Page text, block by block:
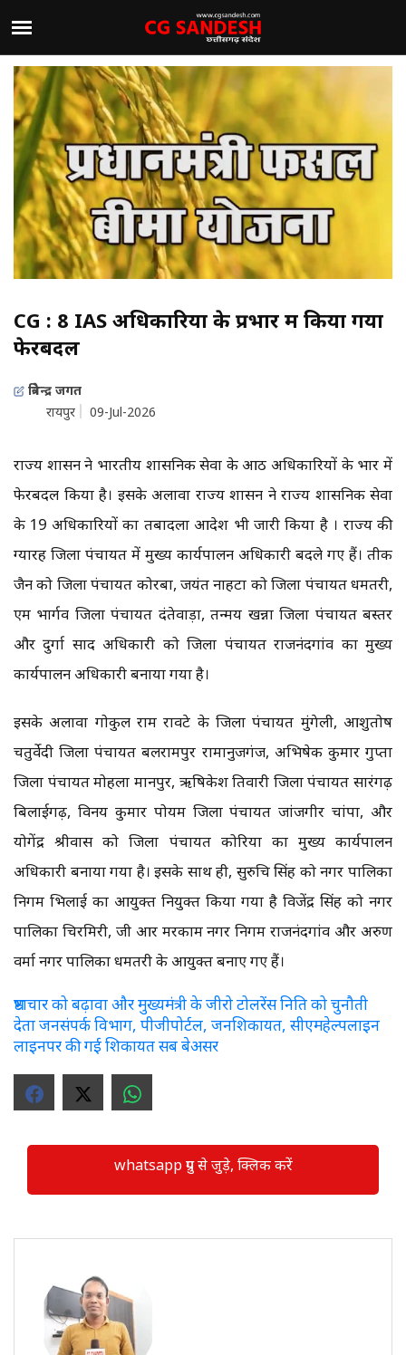
CG : 8 IAS अधिकारियों के प्रभार में किया गया
फेरबदल
त्रिवेन्द्र जगत
रायपुर
09-Jul-2026
राज्य शासन ने भारतीय प्रशासनिक सेवा के आठ अधिकारियों के प्रभार में
फेरबदल किया है। इसके अलावा राज्य शासन ने राज्य प्रशासनिक सेवा
के 19 अधिकारियों का तबादला आदेश भी जारी किया है । राज्य की
ग्यारह जिला पंचायत में मुख्य कार्यपालन अधिकारी बदले गए हैं। प्रतीक
जैन को जिला पंचायत कोरबा, जयंत नाहटा को जिला पंचायत धमतरी,
एम भार्गव जिला पंचायत दंतेवाड़ा, तन्मय खन्ना जिला पंचायत बस्तर
और दुर्गा प्रसाद अधिकारी को जिला पंचायत राजनंदगांव का मुख्य
कार्यपालन अधिकारी बनाया गया है।
इसके अलावा गोकुल राम रावटे के जिला पंचायत मुंगेली, आशुतोष
चतुर्वेदी जिला पंचायत बलरामपुर रामानुजगंज, अभिषेक कुमार गुप्ता
जिला पंचायत मोहला मानपुर, ऋषिकेश तिवारी जिला पंचायत सारंगढ़
बिलाईगढ़, विनय कुमार पोयम जिला पंचायत जांजगीर चांपा, और
योगेंद्र श्रीवास को जिला पंचायत कोरिया का मुख्य कार्यपालन
अधिकारी बनाया गया है। इसके साथ ही, सुरुचि सिंह को नगर पालिका
निगम भिलाई का आयुक्त नियुक्त किया गया है विजेंद्र सिंह को नगर
पालिका चिरमिरी, जी आर मरकाम नगर निगम राजनंदगांव और अरुण
वर्मा नगर पालिका धमतरी के आयुक्त बनाए गए हैं।
भ्रष्टाचार को बढ़ावा और मुख्यमंत्री के जीरो टोलरेंस निति को चुनौती
देता जनसंपर्क विभाग, पीजीपोर्टल, जनशिकायत, सीएमहेल्पलाइन
लाइनपर की गई शिकायत सब बेअसर
whatsapp ग्रुप से जुड़े, क्लिक करें